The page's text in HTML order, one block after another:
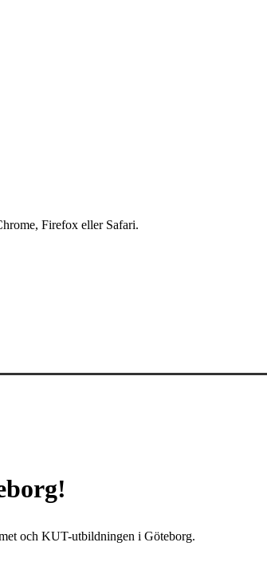
Firefox eller Safari.
och KUT-utbildningen i Göteborg.